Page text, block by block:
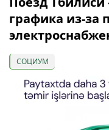
графика из-за
СОЦИУМ